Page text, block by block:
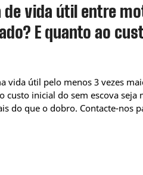
de vida útil entre
E quanto ao
vida útil pelo menos 3 vezes
custo inicial do sem escova seja
do que o dobro. Contacte-nos